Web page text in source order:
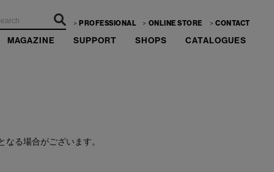
PROFESSIONAL ONLINE STORE CONTACT
MAGAZINE SUPPORT SHOPS CATALOGUES
る場合がございます。